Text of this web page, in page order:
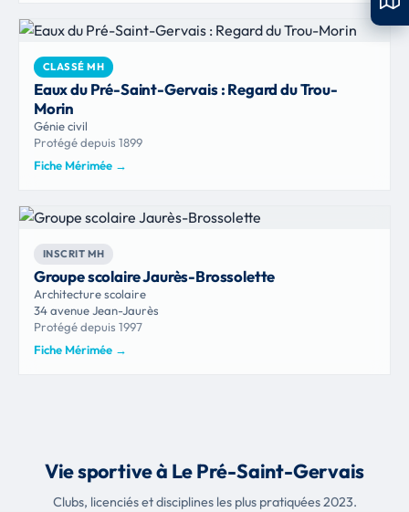
CLASSÉ MH
Eaux du Pré-Saint-Gervais : Regard du Trou-
Morin
Génie civil
Protégé depuis 1899
Fiche Mérimée →
INSCRIT MH
Groupe scolaire Jaurès-Brossolette
Architecture scolaire
34 avenue Jean-Jaurès
Protégé depuis 1997
Fiche Mérimée →
Vie sportive à Le Pré-Saint-Gervais
Clubs, licenciés et disciplines les plus pratiquées 2023.